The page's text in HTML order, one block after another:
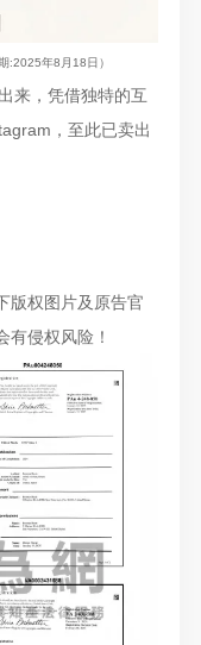
:2025年8月18日）
来，凭借独特的互
，至此已卖出
版权图片及原告官
有侵权风险！